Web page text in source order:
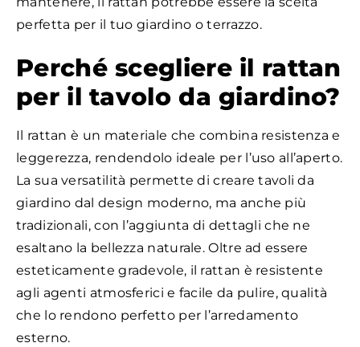
perfetta per il tuo giardino o terrazzo.
Perché scegliere il rattan
per il tavolo da giardino?
Il rattan è un materiale che combina resistenza e
leggerezza, rendendolo ideale per l’uso all’aperto.
La sua versatilità permette di creare tavoli da
giardino dal design moderno, ma anche più
tradizionali, con l’aggiunta di dettagli che ne
esaltano la bellezza naturale. Oltre ad essere
esteticamente gradevole, il rattan è resistente
agli agenti atmosferici e facile da pulire, qualità
che lo rendono perfetto per l’arredamento
esterno.